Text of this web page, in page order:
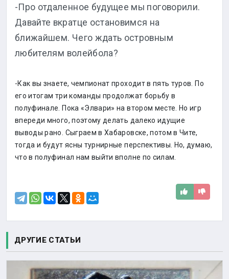
-Про отдаленное будущее мы поговорили.
Давайте вкратце остановимся на
ближайшем. Чего ждать островным
любителям волейбола?
-Как вы знаете, чемпионат проходит в пять туров. По
его итогам три команды продолжат борьбу в
полуфинале. Пока «Элвари» на втором месте. Но игр
впереди много, поэтому делать далеко идущие
выводы рано. Сыграем в Хабаровске, потом в Чите,
тогда и будут ясны турнирные перспективы. Но, думаю,
что в полуфинал нам выйти вполне по силам.
ДРУГИЕ СТАТЬИ